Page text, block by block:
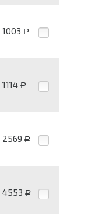
1003 Р
1114 Р
2569 Р
4553 Р